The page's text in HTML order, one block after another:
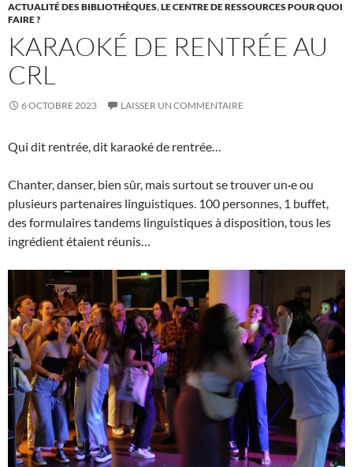
ACTUALITÉ DES BIBLIOTHÈQUES,LE CENTRE DE RESSOURCES POUR QUOI
FAIRE ?
KARAOKÉ DE RENTRÉE AU
CRL
6 OCTOBRE 2023 LAISSER UN COMMENTAIRE
Qui dit rentrée, dit karaoké de rentrée…
Chanter, danser, bien sûr, mais surtout se trouver un·e ou
plusieurs partenaires linguistiques. 100 personnes, 1 buffet,
des formulaires tandems linguistiques à disposition, tous les
ingrédient étaient réunis…